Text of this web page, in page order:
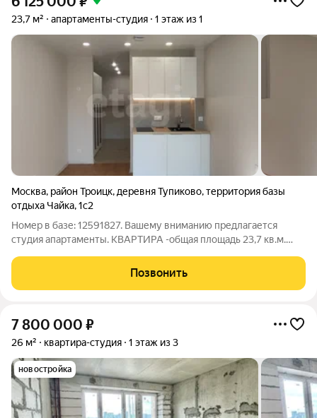
23,7 м² апартаменты-студия 1 этаж из 1
Москва, район Троицк, деревня Тупиково,территория базы
отдыха Чайка,1с2
Номер в базе: 12591827. Вашему вниманию предлагается
студия апартаменты. КВАРТИРА -общая площадь 23,7 кв.м.
ТРАНСПОРТНАЯ ДОСТУПНОСТЬ: -15 минут на машине, 37
минут на автобусе - м. Ольховая -18
Позвонить
7 800 000 ₽
26 м² квартира-студия 1 этаж из 3
новостройка